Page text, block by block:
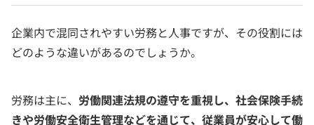
企業内で混同されやすい労務と人事ですが、その役割には
どのような違いがあるのでしょうか。
労務は主に、 労働関連法規の遵守を重視し、社会保険手続
きや労働安全衛生管理などを通じて、従業員が安心して働